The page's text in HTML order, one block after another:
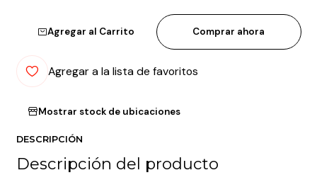
Agregar al Carrito Comprar ahora
Agregar a la lista de favoritos
Mostrar stock de ubicaciones
DESCRIPCIÓN
Descripción del producto